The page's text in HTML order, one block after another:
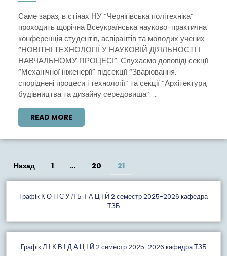
Саме зараз, в стінах НУ “Чернігівська політехніка”
проходить щорічна Всеукраїнська науково-практична
конференція студентів, аспірантів та молодих учених
“НОВІТНІ ТЕХНОЛОГІЇ У НАУКОВІЙ ДІЯЛЬНОСТІ І
НАВЧАЛЬНОМУ ПРОЦЕСІ”. Слухаємо доповіді секції
“Механічної інженерії” підсекції “Зварювання,
споріднені процеси і технології” та секції “Архітектури,
будівництва та дизайну середовища”. ...
READ MORE
MORE
Пагінація
записів
Назад 1 … 20 21
Графiк К О Н С У Л Ь Т А Ц І Й 2 семестр 2025-2026 кафедра
ТЗБ
Графік Л І К В І Д А Ц І Й 2 семестр 2025-2026 кафедра ТЗБ